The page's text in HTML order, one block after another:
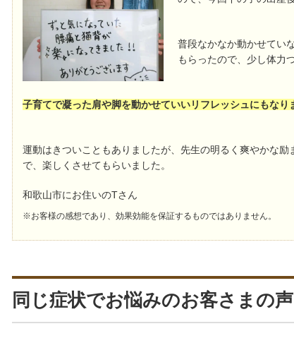
普段なかなか動かせてい
もらったので、少し体力
子育てで凝った肩や脚を動かせていいリフレッシュにもなり
運動はきついこともありましたが、先生の明るく爽やかな励
で、楽しくさせてもらいました。
和歌山市にお住いのTさん
※お客様の感想であり、効果効能を保証するものではありません。
同じ症状でお悩みのお客さまの声